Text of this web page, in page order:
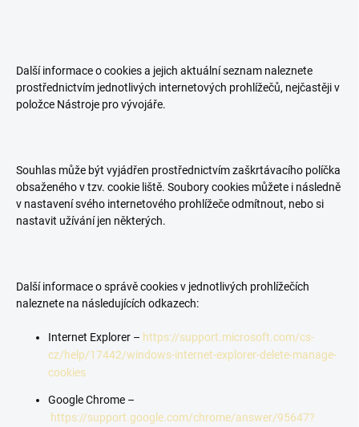
Další informace o cookies a jejich aktuální seznam naleznete
prostřednictvím jednotlivých internetových prohlížečů, nejčastěji v
položce Nástroje pro vývojáře.
Souhlas může být vyjádřen prostřednictvím zaškrtávacího políčka
obsaženého v tzv. cookie liště. Soubory cookies můžete i následně
v nastavení svého internetového prohlížeče odmítnout, nebo si
nastavit užívání jen některých.
Další informace o správě cookies v jednotlivých prohlížečích
naleznete na následujících odkazech:
Internet Explorer – https://support.microsoft.com/cs-
cz/help/17442/windows-internet-explorer-delete-manage-
cookies
Google Chrome –
https://support.google.com/chrome/answer/95647?